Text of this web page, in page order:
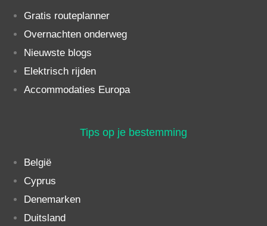
Gratis routeplanner
Overnachten onderweg
Nieuwste blogs
Elektrisch rijden
Accommodaties Europa
Tips op je bestemming
België
Cyprus
Denemarken
Duitsland